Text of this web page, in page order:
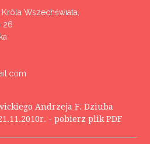
Wszechświata,
26
Andrzeja F. Dziuba
- pobierz plik PDF